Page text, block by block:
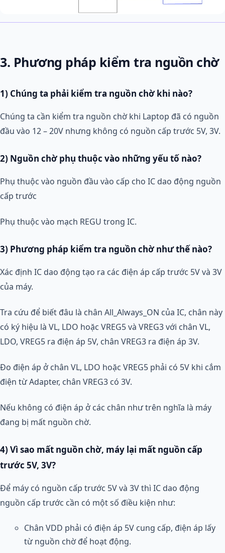
3. Phương pháp kiểm tra nguồn chờ
1) Chúng ta phải kiểm tra nguồn chờ khi nào?
Chúng ta cần kiểm tra nguồn chờ khi Laptop đã có nguồn
đầu vào 12 – 20V nhưng không có nguồn cấp trước 5V, 3V.
2) Nguồn chờ phụ thuộc vào những yếu tố nào?
Phụ thuộc vào nguồn đầu vào cấp cho IC dao động nguồn
cấp trước
Phụ thuộc vào mạch REGU trong IC.
3) Phương pháp kiểm tra nguồn chờ như thế nào?
Xác định IC dao động tạo ra các điện áp cấp trước 5V và 3V
của máy.
Tra cứu để biết đâu là chân All_Always_ON của IC, chân này
có ký hiệu là VL, LDO hoặc VREG5 và VREG3 với chân VL,
LDO, VREG5 ra điện áp 5V, chân VREG3 ra điện áp 3V.
Đo điện áp ở chân VL, LDO hoặc VREG5 phải có 5V khi cắm
điện từ Adapter, chân VREG3 có 3V.
Nếu không có điện áp ở các chân như trên nghĩa là máy
đang bị mất nguồn chờ.
4) Vì sao mất nguồn chờ, máy lại mất nguồn cấp
trước 5V, 3V?
Để máy có nguồn cấp trước 5V và 3V thì IC dao động
nguồn cấp trước cần có một số điều kiện như:
Chân VDD phải có điện áp 5V cung cấp, điện áp lấy
từ nguồn chờ để hoạt động.